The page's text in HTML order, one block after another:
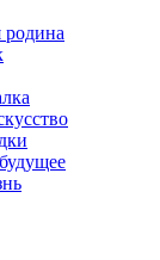
родина